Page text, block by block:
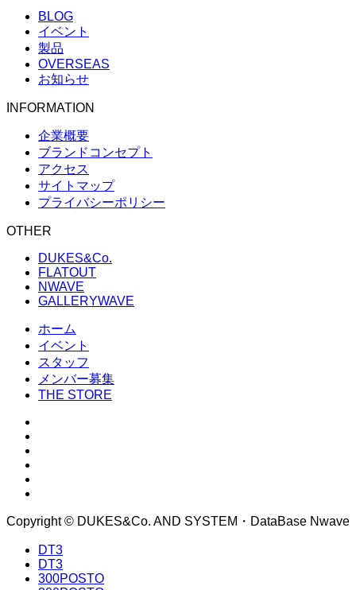
BLOG
イベント
製品
OVERSEAS
お知らせ
INFORMATION
企業概要
ブランドコンセプト
アクセス
サイトマップ
プライバシーポリシー
OTHER
DUKES&Co.
FLATOUT
NWAVE
GALLERYWAVE
ホーム
イベント
スタッフ
メンバー募集
THE STORE
Copyright © DUKES&Co. AND SYSTEM・DataBase Nwave
DT3
DT3
300POSTO